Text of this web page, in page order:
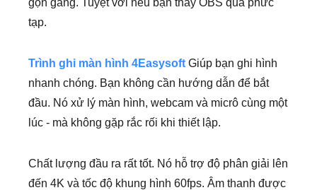
tạp.
Trình ghi màn hình 4Easysoft Giúp bạn ghi hình
nhanh chóng. Bạn không cần hướng dẫn để bắt
đầu. Nó xử lý màn hình, webcam và micrô cùng một
lúc - mà không gặp rắc rối khi thiết lập.
Chất lượng đầu ra rất tốt. Nó hỗ trợ độ phân giải lên
đến 4K và tốc độ khung hình 60fps. Âm thanh được